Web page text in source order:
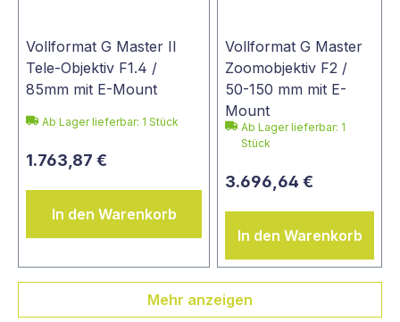
Vollformat G Master II
Tele-Objektiv F1.4 /
85mm mit E-Mount
Ab Lager lieferbar: 1 Stück
1.763,87 €
In den Warenkorb
Vollformat G Master
Zoomobjektiv F2 /
50-150 mm mit E-
Mount
Ab Lager lieferbar: 1
Stück
3.696,64 €
In den Warenkorb
Mehr anzeigen